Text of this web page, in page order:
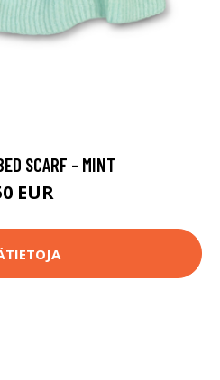
SCARF - MINT
EUR